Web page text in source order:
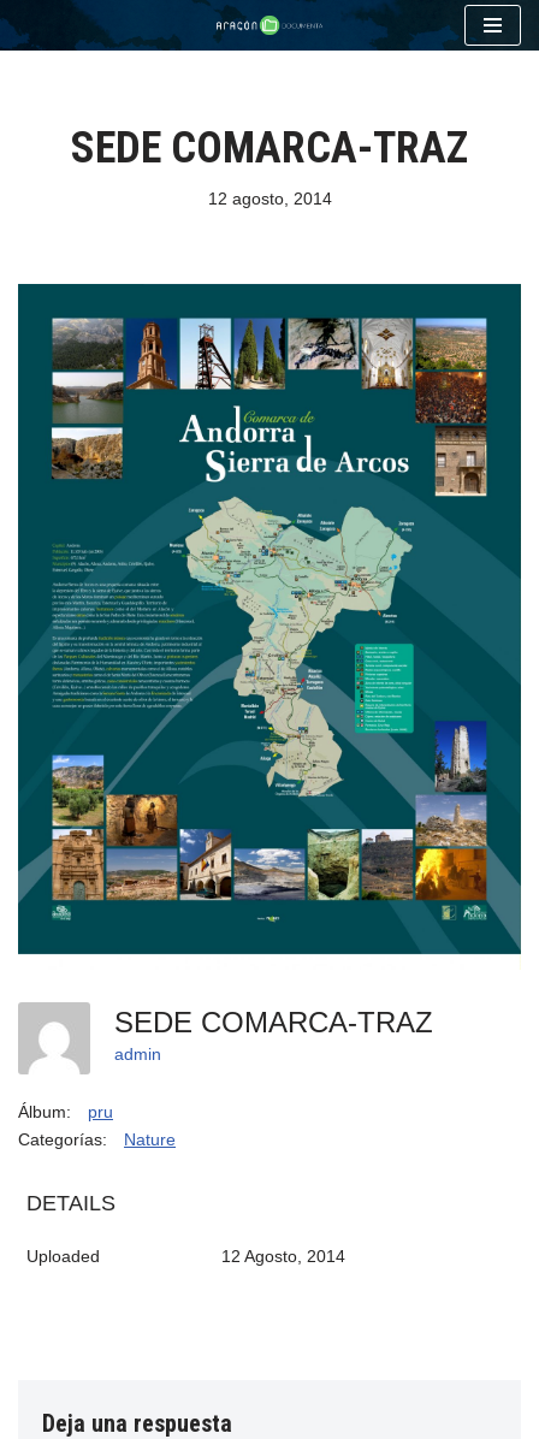
SEDE COMARCA-TRAZ
12 agosto, 2014
SEDE COMARCA-TRAZ
admin
Álbum:
pru
Categorías:
Nature
DETAILS
Uploaded 12 Agosto, 2014
Deja una respuesta